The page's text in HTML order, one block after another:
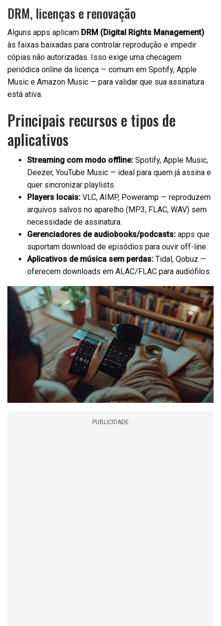
DRM, licenças e renovação
Alguns apps aplicam DRM (Digital Rights Management)
às faixas baixadas para controlar reprodução e impedir
cópias não autorizadas. Isso exige uma checagem
periódica online da licença — comum em Spotify, Apple
Music e Amazon Music — para validar que sua assinatura
está ativa.
Principais recursos e tipos de
aplicativos
Streaming com modo offline: Spotify, Apple Music,
Deezer, YouTube Music — ideal para quem já assina e
quer sincronizar playlists.
Players locais: VLC, AIMP, Poweramp — reproduzem
arquivos salvos no aparelho (MP3, FLAC, WAV) sem
necessidade de assinatura.
Gerenciadores de audiobooks/podcasts: apps que
suportam download de episódios para ouvir off-line.
Aplicativos de música sem perdas: Tidal, Qobuz —
oferecem downloads em ALAC/FLAC para audiófilos.
PUBLICIDADE